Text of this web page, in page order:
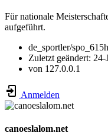
Für nationale
aufgeführt.
de_sportler/
Zuletzt geändert: 24-
von 127.0.0.1
Anmelden
canoeslalom.net